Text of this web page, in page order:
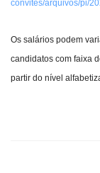
convites/arquivos/pi/
Os salários podem
candidatos com faixa
partir do nível